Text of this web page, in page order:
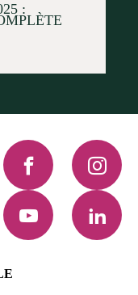
:
Facebook
YouTube